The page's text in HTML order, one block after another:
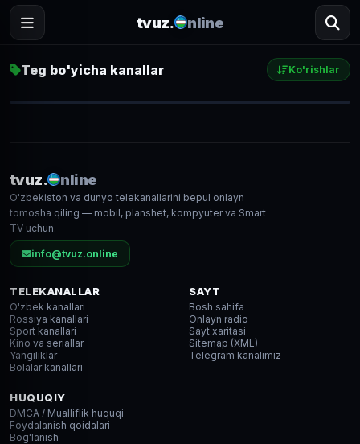
tvuz. nline
Teg bo'yicha kanallar Ko'rishlar
FHD
My 5
tvuz. nline
O'zbekiston va dunyo telekanallarini bepul onlayn
tomosha qiling — mobil, planshet, kompyuter va Smart
TV uchun.
info@tvuz.online
TELEKANALLAR
O'zbek kanallari
Rossiya kanallari
Sport kanallari
Kino va seriallar
Yangiliklar
Bolalar kanallari
SAYT
Bosh sahifa
Onlayn radio
Sayt xaritasi
Sitemap (XML)
Telegram kanalimiz
HUQUQIY
DMCA / Mualliflik huquqi
Foydalanish qoidalari
Bog'lanish